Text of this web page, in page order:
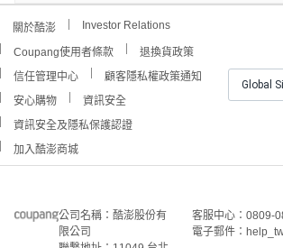
關於酷澎 Investor Relations
Coupang使用者條款
退換貨政策
信任管理中心
顧客隱私權政策通知
安心購物
資訊安全
資訊安全及隱私保護認證
加入酷澎商城
Global
公司名稱：酷澎股份有
限公司
客服中心：0809-
電子郵件：